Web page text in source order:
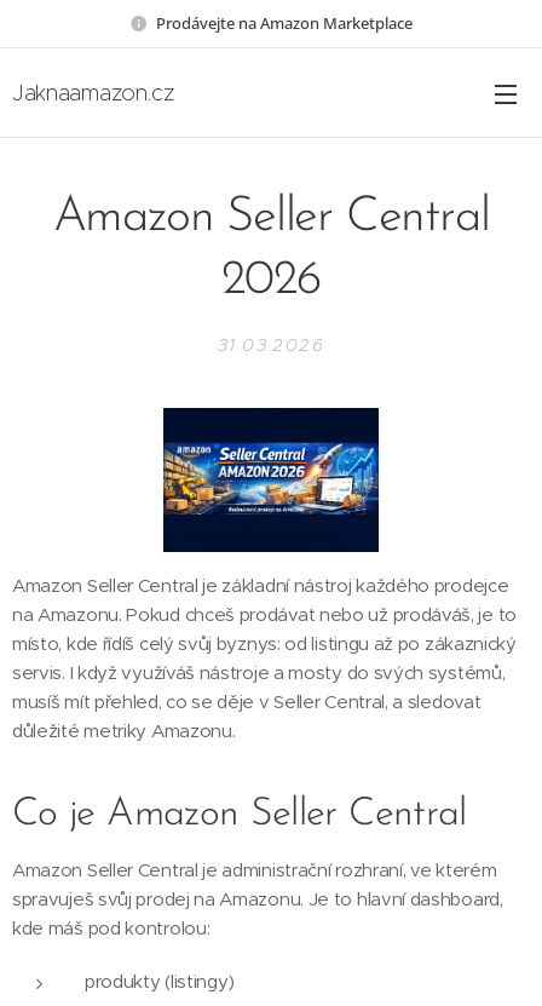
Prodávejte na Amazon Marketplace
Jaknaamazon.cz
Amazon Seller Central
2026
31.03.2026
Amazon Seller Central je základní nástroj každého prodejce
na Amazonu. Pokud chceš prodávat nebo už prodáváš, je to
místo, kde řídíš celý svůj byznys: od listingu až po zákaznický
servis. I když využíváš nástroje a mosty do svých systémů,
musíš mít přehled, co se děje v Seller Central, a sledovat
důležité metriky Amazonu.
Co je Amazon Seller Central
Amazon Seller Central je administrační rozhraní, ve kterém
spravuješ svůj prodej na Amazonu. Je to hlavní dashboard,
kde máš pod kontrolou:
produkty (listingy)